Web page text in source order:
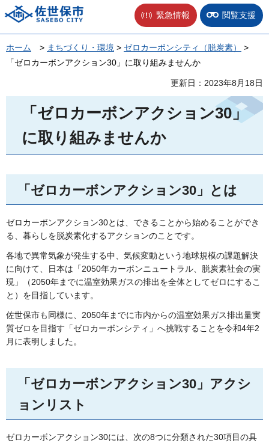
佐世保市 緊急情報 閲覧支援
ホーム > まちづくり・環境 > ゼロカーボンシティ（脱炭素）
>
「ゼロカーボンアクション30」に取り組みませんか
更新日：2023年8月18日
「ゼロカーボンアクション30」
に取り組みませんか
「ゼロカーボンアクション30」とは
ゼロカーボンアクション30とは、できることから始めることができ
る、暮らしを脱炭素化するアクションのことです。
各地で異常気象が発生する中、気候変動という地球規模の課題解決
に向けて、日本は「2050年カーボンニュートラル、脱炭素社会の実
現」（2050年までに温室効果ガスの排出を全体としてゼロにするこ
と）を目指しています。
佐世保市も同様に、2050年までに市内からの温室効果ガス排出量実
質ゼロを目指す「ゼロカーボンシティ」へ挑戦することを令和4年2
月に表明しました。
「ゼロカーボンアクション30」アクシ
ョンリスト
ゼロカーボンアクション30には、次の8つに分類された30項目の具